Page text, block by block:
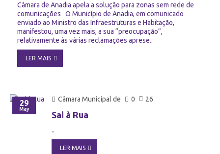
Câmara de Anadia apela a solução para zonas sem rede de
comunicações O Município de Anadia, em comunicado
enviado ao Ministro das Infraestruturas e Habitação,
manifestou, uma vez mais, a sua “preocupação”,
relativamente às várias reclamações aprese..
LER MAIS
29
May
Câmara Municipal de 0 26
Sai à Rua
..
LER MAIS